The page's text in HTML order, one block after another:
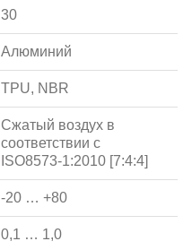
30
Алюминий
TPU, NBR
Сжатый воздух в
соответствии с
ISO8573-1:2010 [7:4:4]
-20 … +80
0,1 … 1,0